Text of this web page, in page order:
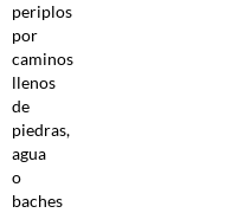
periplos
por
caminos
llenos
de
piedras,
agua
o
baches